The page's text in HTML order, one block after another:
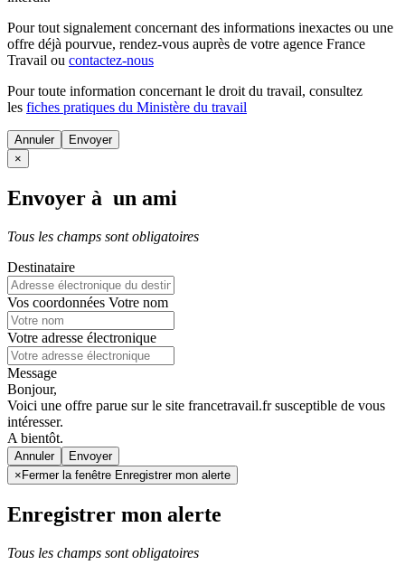
Pour tout signalement concernant des informations inexactes ou une
offre déjà pourvue, rendez-vous auprès de votre agence France
Travail ou contactez-nous
Pour toute information concernant le droit du travail, consultez
les fiches pratiques du Ministère du travail
Annuler
×
Envoyer à un ami
Tous les champs sont obligatoires
Destinataire
Vos coordonnées Votre nom
Votre adresse électronique
Message
Bonjour,
Voici une offre parue sur le site francetravail.fr susceptible de vous
intéresser.
A bientôt.
Annuler
× Fermer la fenêtre Enregistrer mon alerte
Enregistrer mon alerte
Tous les champs sont obligatoires